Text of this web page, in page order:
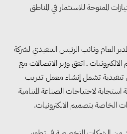
الممنوحة للاستثمار في المناطق
العام ونائب الرئيس التنفيذي لشركة
ـ اتفق وزير الاتصالات مع
تشمل إنشاء معمل تدريب
استجابة لاحتياجات الصناعة المتنامية
الخاصة بتصميم الالكترونيات.